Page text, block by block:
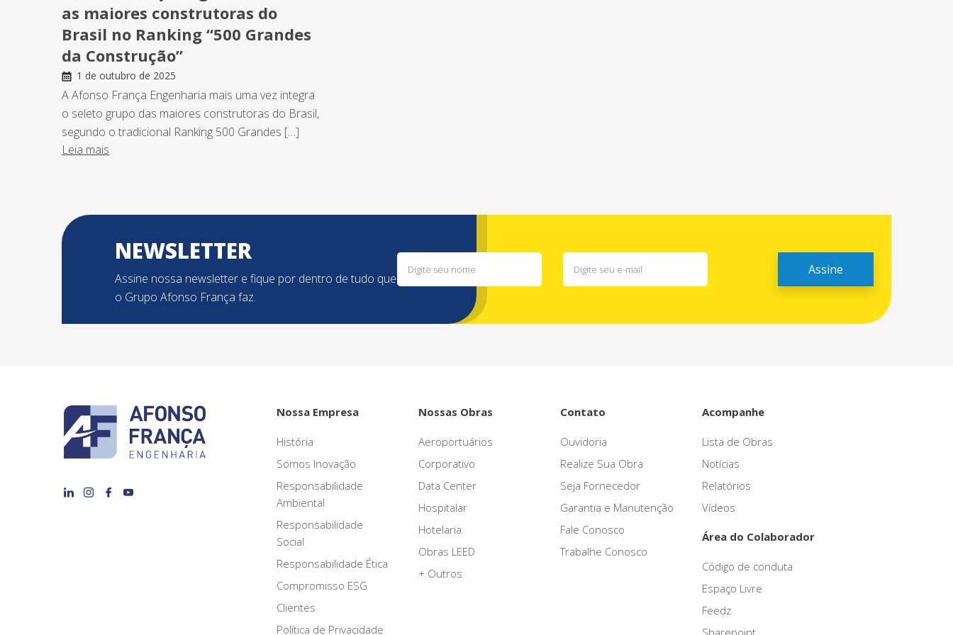
as maiores construtoras do
Brasil no Ranking “500 Grandes
da Construção”
1 de outubro de 2025
A Afonso França Engenharia mais uma vez integra
o seleto grupo das maiores construtoras do Brasil,
segundo o tradicional Ranking 500 Grandes […]
Leia mais
NEWSLETTER
Assine nossa newsletter e fique por dentro de tudo que
o Grupo Afonso França faz.
Nossa Empresa
História
Somos Inovação
Responsabilidade
Ambiental
Responsabilidade
Social
Responsabilidade Ética
Compromisso ESG
Clientes
Política de Privacidade
Nossas Obras
Aeroportuários
Corporativo
Data Center
Hospitalar
Hotelaria
Obras LEED
+ Outros
Contato
Ouvidoria
Realize Sua Obra
Seja Fornecedor
Garantia e Manutenção
Fale Conosco
Trabalhe Conosco
Acompanhe
Lista de Obras
Notícias
Relatórios
Vídeos
Área do Colaborador
Código de conduta
Espaço Livre
Feedz